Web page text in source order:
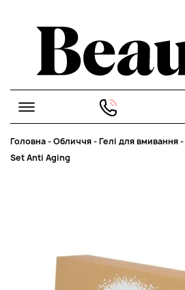
Головна-Обличчя-Гелі для вмивання-
Set Anti Aging